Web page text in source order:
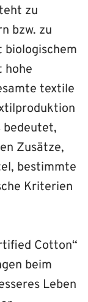
zu
bzw. zu
biologischem
hohe
textile
bedeutet,
Zusätze,
bestimmte
Kriterien
Cotton“
beim
Leben